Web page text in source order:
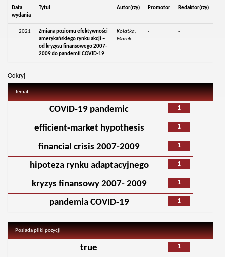
Data
wydania
Tytuł Autor(rzy) Promotor Redaktor(rzy)
2021
Zmiana poziomu efektywności
amerykańskiego rynku akcji –
od kryzysu finansowego 2007-
2009 do pandemii COVID-19
Kołatka,
Marek
- -
Odkryj
Temat
1
COVID-19 pandemic
1
efficient-market hypothesis
1
financial crisis 2007-2009
1
hipoteza rynku adaptacyjnego
1
kryzys finansowy 2007- 2009
1
pandemia COVID-19
Posiada pliki pozycji
1
true